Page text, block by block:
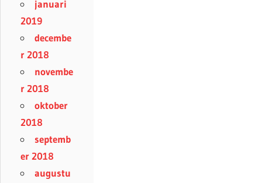
januari
2019
decembe
r 2018
novembe
r 2018
oktober
2018
septemb
er 2018
augustu